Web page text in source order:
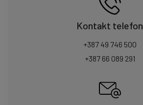
Kontakt telefon
+387 49 746 500
+387 66 089 291